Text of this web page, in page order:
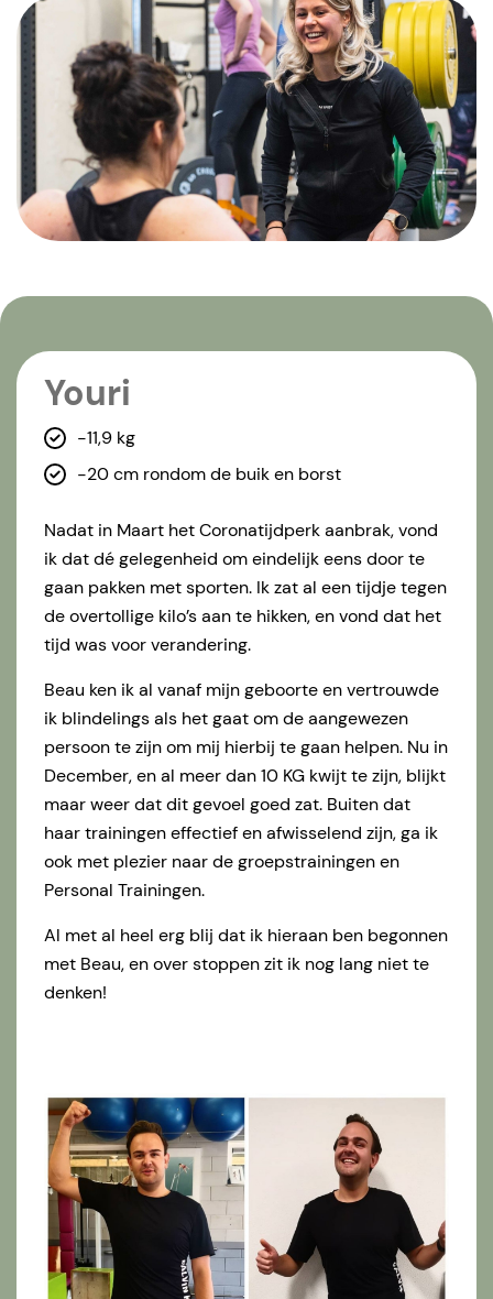
Youri
-11,9 kg
-20 cm rondom de buik en borst
Nadat in Maart het Coronatijdperk aanbrak, vond
ik dat dé gelegenheid om eindelijk eens door te
gaan pakken met sporten. Ik zat al een tijdje tegen
de overtollige kilo’s aan te hikken, en vond dat het
tijd was voor verandering.
Beau ken ik al vanaf mijn geboorte en vertrouwde
ik blindelings als het gaat om de aangewezen
persoon te zijn om mij hierbij te gaan helpen. Nu in
December, en al meer dan 10 KG kwijt te zijn, blijkt
maar weer dat dit gevoel goed zat. Buiten dat
haar trainingen effectief en afwisselend zijn, ga ik
ook met plezier naar de groepstrainingen en
Personal Trainingen.
Al met al heel erg blij dat ik hieraan ben begonnen
met Beau, en over stoppen zit ik nog lang niet te
denken!